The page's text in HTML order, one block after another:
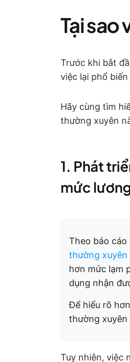
Tại sao
Trước khi bắt
việc lại phổ
Hãy cùng tìm
thường xuyên
1. Phát
mức
Theo báo cáo
thường xuyên
hơn mức lạm
dụng nhận
Để hiểu rõ
thường xuyên
Tuy nhiên, việc